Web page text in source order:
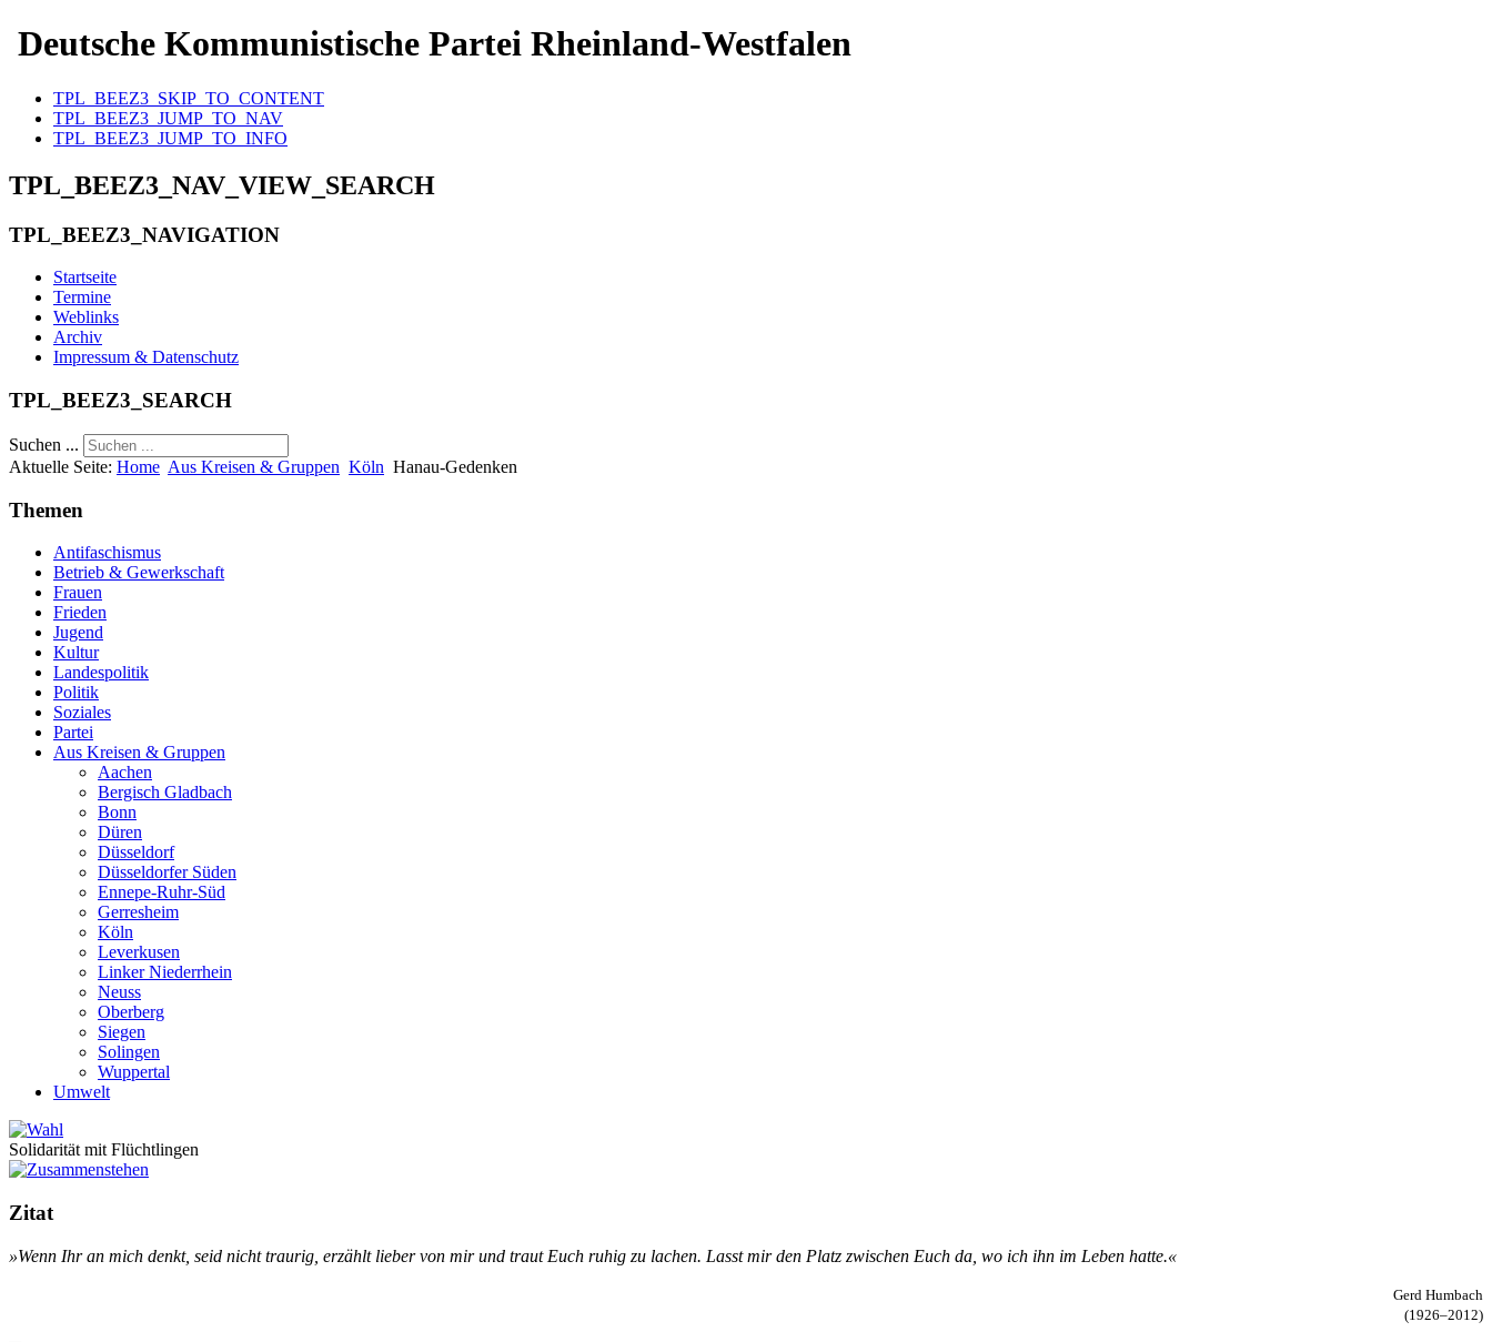
Deutsche Kommunistische Partei Rheinland-Westfalen
TPL_BEEZ3_SKIP_TO_CONTENT
TPL_BEEZ3_JUMP_TO_NAV
TPL_BEEZ3_JUMP_TO_INFO
TPL_BEEZ3_NAV_VIEW_SEARCH
TPL_BEEZ3_NAVIGATION
Startseite
Termine
Weblinks
Archiv
Impressum & Datenschutz
TPL_BEEZ3_SEARCH
Suchen ...
Aktuelle Seite: Home Aus Kreisen & Gruppen Köln Hanau-Gedenken
Themen
Antifaschismus
Betrieb & Gewerkschaft
Frauen
Frieden
Jugend
Kultur
Landespolitik
Politik
Soziales
Partei
Aus Kreisen & Gruppen
Aachen
Bergisch Gladbach
Bonn
Düren
Düsseldorf
Düsseldorfer Süden
Ennepe-Ruhr-Süd
Gerresheim
Köln
Leverkusen
Linker Niederrhein
Neuss
Oberberg
Siegen
Solingen
Wuppertal
Umwelt
Solidarität mit Flüchtlingen
Zitat
»Wenn Ihr an mich denkt, seid nicht trau­rig, er­zählt lie­ber von mir und traut Euch ru­hig zu la­chen. Lasst mir den Platz zwi­schen Euch da, wo ich ihn im Le­ben hat­te.«
Gerd Humbach
(1926–2012)